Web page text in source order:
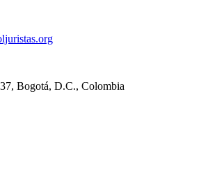
Bogotá, D.C., Colombia